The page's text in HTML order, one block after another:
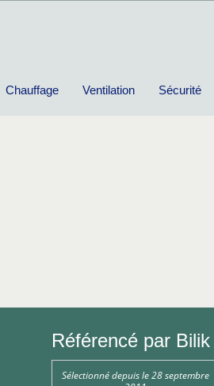
Chauffage Ventilation Sécurité
Référencé par Bilik
Sélectionné depuis le 28 septembre